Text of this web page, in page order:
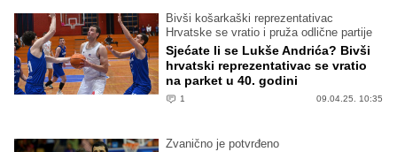
Bivši košarkaški reprezentativac
Hrvatske se vratio i pruža odlične partije
Sjećate li se Lukše Andrića? Bivši
hrvatski reprezentativac se vratio
na parket u 40. godini
1 09.04.25. 10:35
Zvanično je potvrđeno